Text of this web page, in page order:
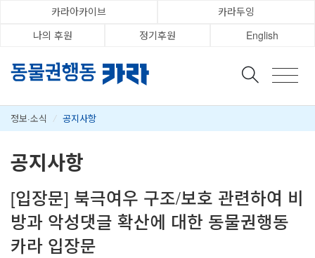
카라아카이브
카라두잉
나의 후원
정기후원 English
정보·소식 / 공지사항
공지사항
[입장문] 북극여우 구조/보호 관련하여 비
방과 악성댓글 확산에 대한 동물권행동
카라 입장문